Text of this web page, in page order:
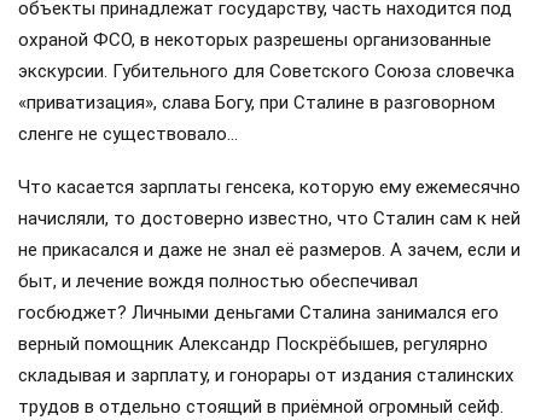
объекты принадлежат государству, часть находится под
охраной ФСО, в некоторых разрешены организованные
экскурсии. Губительного для Советского Союза словечка
«приватизация», слава Богу, при Сталине в разговорном
сленге не существовало…
Что касается зарплаты генсека, которую ему ежемесячно
начисляли, то достоверно известно, что Сталин сам к ней
не прикасался и даже не знал её размеров. А зачем, если и
быт, и лечение вождя полностью обеспечивал
госбюджет? Личными деньгами Сталина занимался его
верный помощник Александр Поскрёбышев, регулярно
складывая и зарплату, и гонорары от издания сталинских
трудов в отдельно стоящий в приёмной огромный сейф.